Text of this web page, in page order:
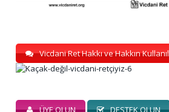
Vicdani Ret Hakkı ve Hakkın
ÜYE OLUN DESTEK OLUN